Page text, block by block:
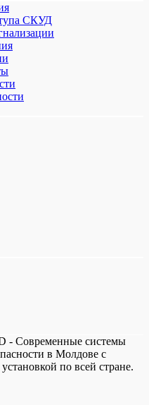
СКУД
- Современные системы
в Молдове с
по всей стране.